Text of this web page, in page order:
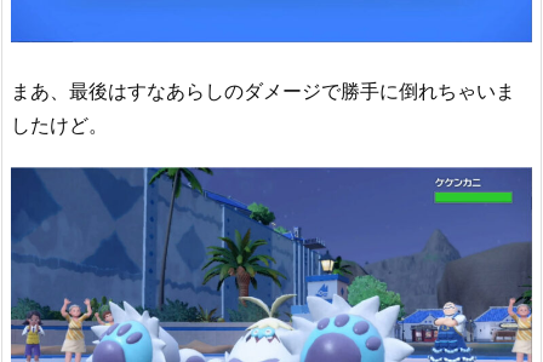
まあ、最後はすなあらしのダメージで勝手に倒れちゃいま
したけど。